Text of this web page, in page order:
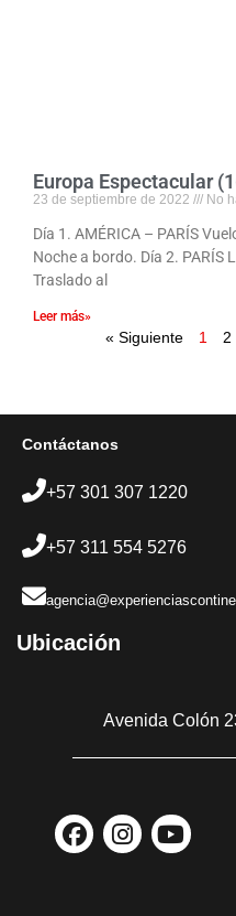
Europa Espectacular
23 de septiembre de 2022 No
Día 1. AMÉRICA – PARÍS
Noche a bordo. Día 2. PARÍS
Traslado al
Leer más»
« Siguiente 1 2
Contáctanos
+57 301 307 1220
+57 311 554 5276
Ubicación​
Avenida Colón